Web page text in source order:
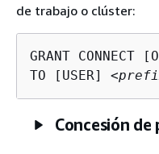
de trabajo o clúster:
GRANT CONNECT
TO [USER]
Concesión de